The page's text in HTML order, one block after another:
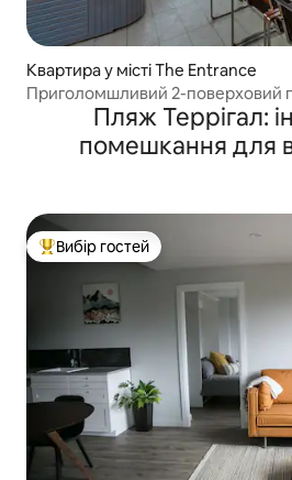
Квартира у місті The Entrance
Приголомшливий 2-поверховий
гідромасажна ванна на даху та
Пляж Террігал:
помешкання для
Топ вибір гостей
Вибір гостей